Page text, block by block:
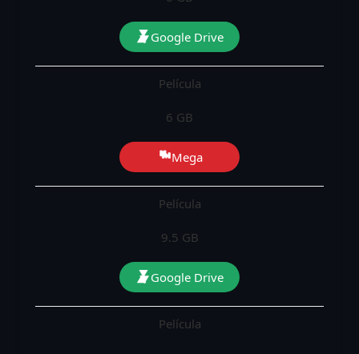
Google Drive
Película
6 GB
Mega
Película
9.5 GB
Google Drive
Película